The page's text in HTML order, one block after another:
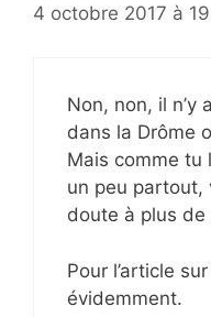
4 octobre 2017 à
Non, non, il n’y
dans la Drôme
Mais comme tu
un peu partout,
doute à plus
Pour l’article
évidemment.